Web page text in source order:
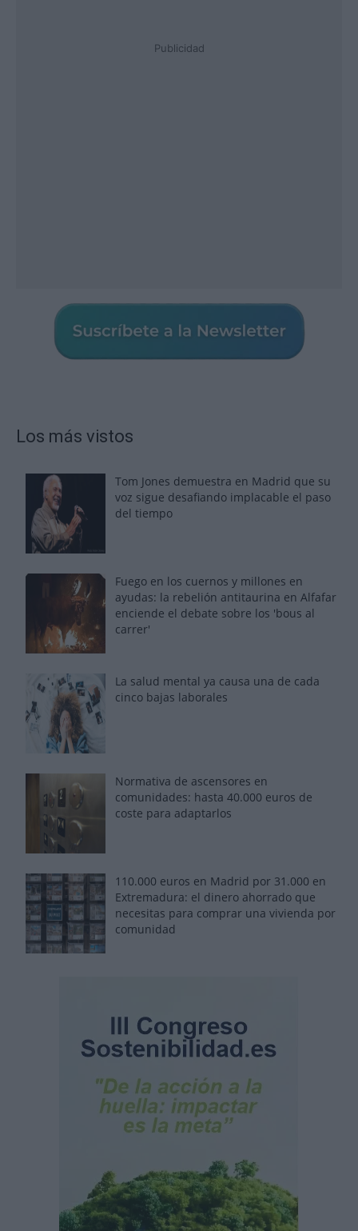
Publicidad
Los más vistos
Tom Jones demuestra en Madrid que su
voz sigue desafiando implacable el paso
del tiempo
Fuego en los cuernos y millones en
ayudas: la rebelión antitaurina en Alfafar
enciende el debate sobre los 'bous al
carrer'
La salud mental ya causa una de cada
cinco bajas laborales
Normativa de ascensores en
comunidades: hasta 40.000 euros de
coste para adaptarlos
110.000 euros en Madrid por 31.000 en
Extremadura: el dinero ahorrado que
necesitas para comprar una vivienda por
comunidad